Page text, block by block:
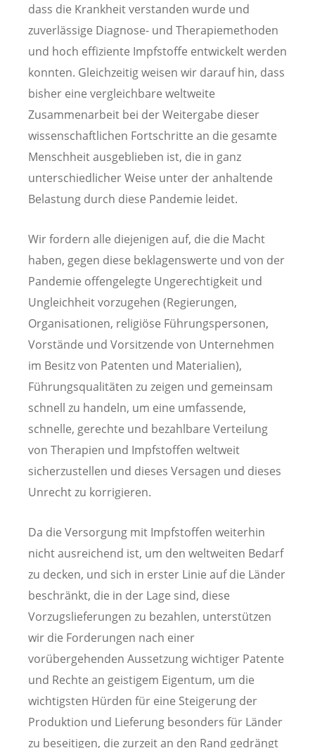
dass die Krankheit verstanden wurde und
zuverlässige Diagnose- und Therapiemethoden
und hoch effiziente Impfstoffe entwickelt werden
konnten. Gleichzeitig weisen wir darauf hin, dass
bisher eine vergleichbare weltweite
Zusammenarbeit bei der Weitergabe dieser
wissenschaftlichen Fortschritte an die gesamte
Menschheit ausgeblieben ist, die in ganz
unterschiedlicher Weise unter der anhaltende
Belastung durch diese Pandemie leidet.
Wir fordern alle diejenigen auf, die die Macht
haben, gegen diese beklagenswerte und von der
Pandemie offengelegte Ungerechtigkeit und
Ungleichheit vorzugehen (Regierungen,
Organisationen, religiöse Führungspersonen,
Vorstände und Vorsitzende von Unternehmen
im Besitz von Patenten und Materialien),
Führungsqualitäten zu zeigen und gemeinsam
schnell zu handeln, um eine umfassende,
schnelle, gerechte und bezahlbare Verteilung
von Therapien und Impfstoffen weltweit
sicherzustellen und dieses Versagen und dieses
Unrecht zu korrigieren.
Da die Versorgung mit Impfstoffen weiterhin
nicht ausreichend ist, um den weltweiten Bedarf
zu decken, und sich in erster Linie auf die Länder
beschränkt, die in der Lage sind, diese
Vorzugslieferungen zu bezahlen, unterstützen
wir die Forderungen nach einer
vorübergehenden Aussetzung wichtiger Patente
und Rechte an geistigem Eigentum, um die
wichtigsten Hürden für eine Steigerung der
Produktion und Lieferung besonders für Länder
zu beseitigen, die zurzeit an den Rand gedrängt